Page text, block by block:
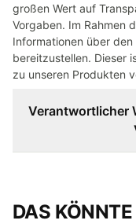
großen Wert auf
Vorgaben. Im Rahmen
Informationen über
bereitzustellen. Dieser
zu unseren Produkten
Verantwortlicher
DAS